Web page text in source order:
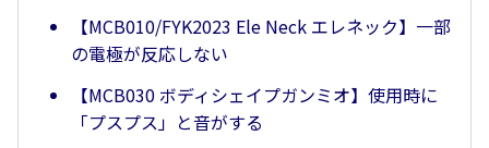
【MCB010/FYK2023 Ele Neck エレネック】一部
の電極が反応しない
【MCB030 ボディシェイプガンミオ】使用時に
「プスプス」と音がする